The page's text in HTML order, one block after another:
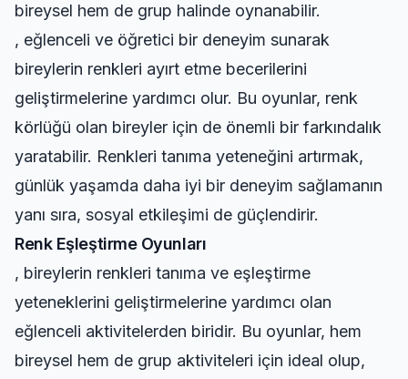
bireysel hem de grup halinde oynanabilir.
, eğlenceli ve öğretici bir deneyim sunarak
bireylerin renkleri ayırt etme becerilerini
geliştirmelerine yardımcı olur. Bu oyunlar, renk
körlüğü olan bireyler için de önemli bir farkındalık
yaratabilir. Renkleri tanıma yeteneğini artırmak,
günlük yaşamda daha iyi bir deneyim sağlamanın
yanı sıra, sosyal etkileşimi de güçlendirir.
Renk Eşleştirme Oyunları
, bireylerin renkleri tanıma ve eşleştirme
yeteneklerini geliştirmelerine yardımcı olan
eğlenceli aktivitelerden biridir. Bu oyunlar, hem
bireysel hem de grup aktiviteleri için ideal olup,